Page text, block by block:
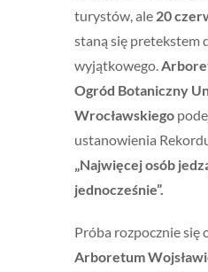
turystów, ale 20
staną się pretekstem
wyjątkowego.
Ogród Botaniczny
Wrocławskiego
ustanowienia
„Najwięcej osób
jednocześnie”.
Próba rozpocznie się
Arboretum